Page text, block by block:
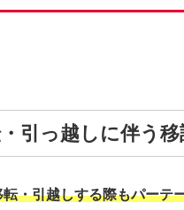
引っ越しに伴う移
・引越しする際もパーテ